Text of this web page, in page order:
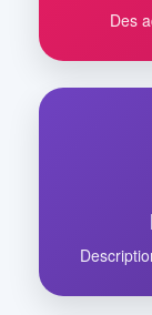
Des